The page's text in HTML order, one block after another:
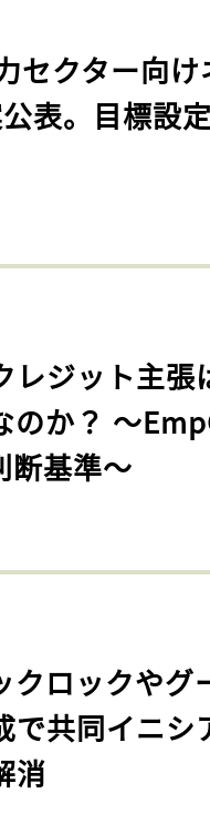
セクター向
表。目標設
レジット主張
のか？ 〜
断基準〜
クロックやグ
で共同イニシ
消